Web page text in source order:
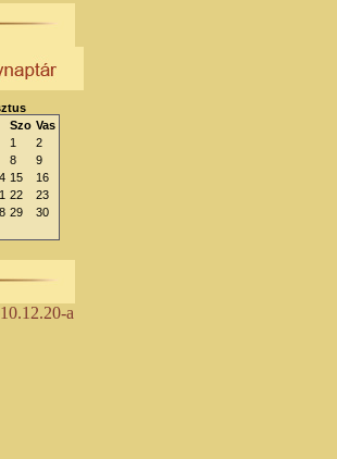
Szo Vas
1
2
8
9
15
16
22
23
29
30
a